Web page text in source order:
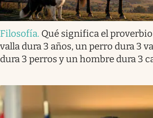
Filosofía. Qué significa el proverbio
valla dura 3 años, un perro dura 3
dura 3 perros y un hombre dura 3